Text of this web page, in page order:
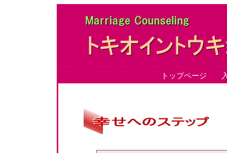
トップページ